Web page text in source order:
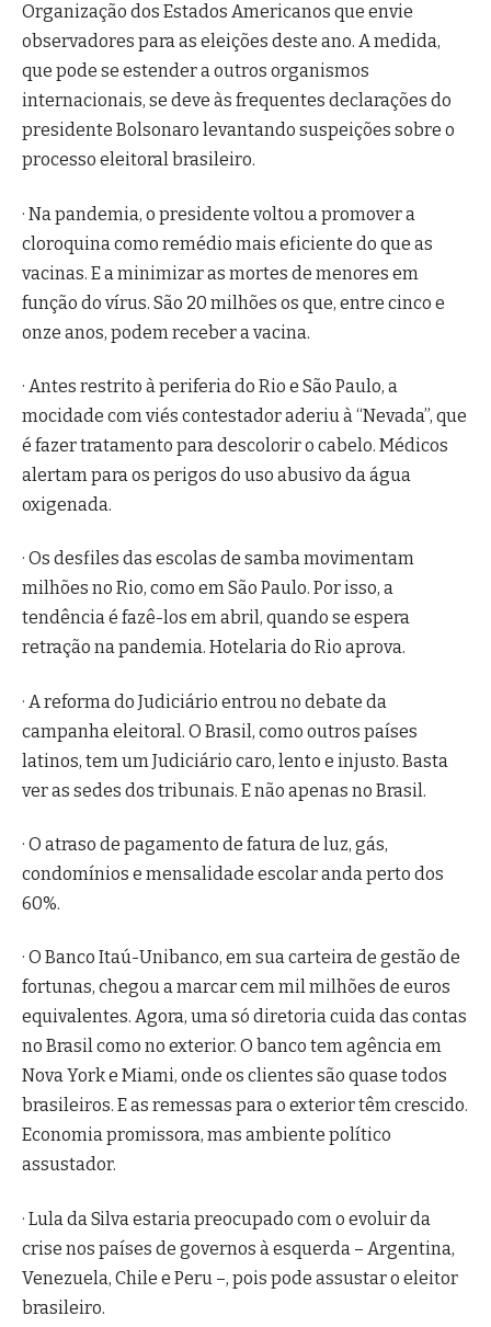
Organização dos Estados Americanos que envie
observadores para as eleições deste ano. A medida,
que pode se estender a outros organismos
internacionais, se deve às frequentes declarações do
presidente Bolsonaro levantando suspeições sobre o
processo eleitoral brasileiro.
· Na pandemia, o presidente voltou a promover a
cloroquina como remédio mais eficiente do que as
vacinas. E a minimizar as mortes de menores em
função do vírus. São 20 milhões os que, entre cinco e
onze anos, podem receber a vacina.
· Antes restrito à periferia do Rio e São Paulo, a
mocidade com viés contestador aderiu à “Nevada”, que
é fazer tratamento para descolorir o cabelo. Médicos
alertam para os perigos do uso abusivo da água
oxigenada.
· Os desfiles das escolas de samba movimentam
milhões no Rio, como em São Paulo. Por isso, a
tendência é fazê-los em abril, quando se espera
retração na pandemia. Hotelaria do Rio aprova.
· A reforma do Judiciário entrou no debate da
campanha eleitoral. O Brasil, como outros países
latinos, tem um Judiciário caro, lento e injusto. Basta
ver as sedes dos tribunais. E não apenas no Brasil.
· O atraso de pagamento de fatura de luz, gás,
condomínios e mensalidade escolar anda perto dos
60%.
· O Banco Itaú-Unibanco, em sua carteira de gestão de
fortunas, chegou a marcar cem mil milhões de euros
equivalentes. Agora, uma só diretoria cuida das contas
no Brasil como no exterior. O banco tem agência em
Nova York e Miami, onde os clientes são quase todos
brasileiros. E as remessas para o exterior têm crescido.
Economia promissora, mas ambiente político
assustador.
· Lula da Silva estaria preocupado com o evoluir da
crise nos países de governos à esquerda – Argentina,
Venezuela, Chile e Peru –, pois pode assustar o eleitor
brasileiro.